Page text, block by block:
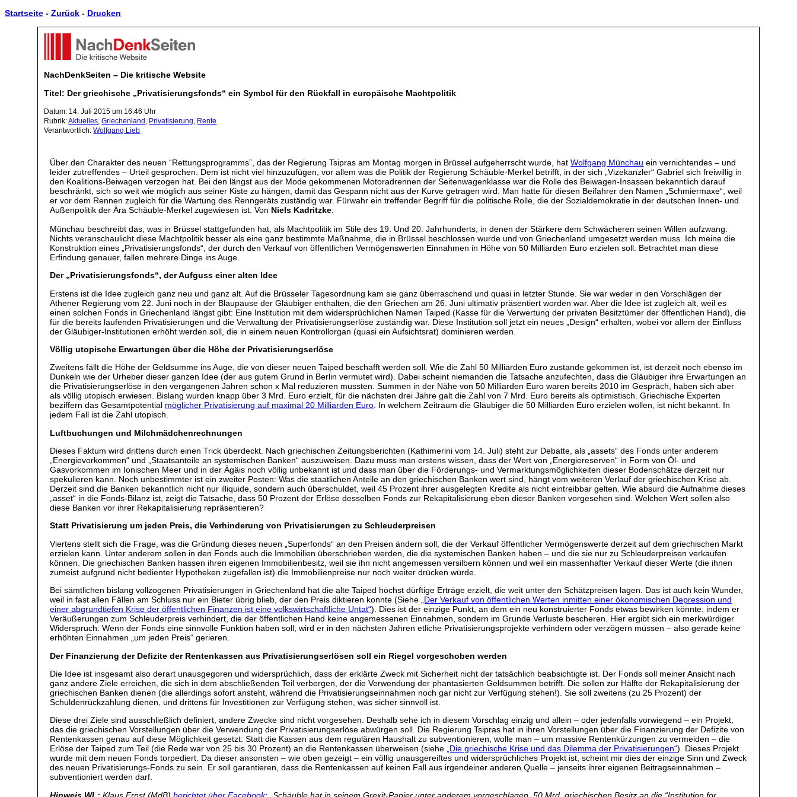
Startseite - Zurück - Drucken
NachDenkSeiten – Die kritische Website
Titel: Der griechische „Privatisierungsfonds“ ein Symbol für den Rückfall in europäische Machtpolitik
Datum: 14. Juli 2015 um 16:46 Uhr
Rubrik:Aktuelles,Griechenland , Privatisierung, Rente
Verantwortlich:Wolfgang Lieb
Über den Charakter des neuen “Rettungsprogramms”, das der Regierung Tsipras am Montag morgen in Brüssel aufgeherrscht wurde, hatWolfgang Münchau ein vernichtendes – und
leider zutreffendes – Urteil gesprochen. Dem ist nicht viel hinzuzufügen, vor allem was die Politik der Regierung Schäuble-Merkel betrifft, in der sich „Vizekanzler“ Gabriel sich freiwillig in
den Koalitions-Beiwagen verzogen hat. Bei den längst aus der Mode gekommenen Motoradrennen der Seitenwagenklasse war die Rolle des Beiwagen-Insassen bekanntlich darauf
beschränkt, sich so weit wie möglich aus seiner Kiste zu hängen, damit das Gespann nicht aus der Kurve getragen wird. Man hatte für diesen Beifahrer den Namen „Schmiermaxe“, weil
er vor dem Rennen zugleich für die Wartung des Renngeräts zuständig war. Fürwahr ein treffender Begriff für die politische Rolle, die der Sozialdemokratie in der deutschen Innen- und
Außenpolitik der Ära Schäuble-Merkel zugewiesen ist. Von Niels Kadritzke
Münchau beschreibt das, was in Brüssel stattgefunden hat, als Machtpolitik im Stile des 19. Und 20. Jahrhunderts, in denen der Stärkere dem Schwächeren seinen Willen aufzwang.
Nichts veranschaulicht diese Machtpolitik besser als eine ganz bestimmte Maßnahme, die in Brüssel beschlossen wurde und von Griechenland umgesetzt werden muss. Ich meine die
Konstruktion eines „Privatisierungsfonds“, der durch den Verkauf von öffentlichen Vermögenswerten Einnahmen in Höhe von 50 Milliarden Euro erzielen soll. Betrachtet man diese
Erfindung genauer, fallen mehrere Dinge ins Auge.
Der „Privatisierungsfonds“, der Aufguss einer alten Idee
Erstens ist die Idee zugleich ganz neu und ganz alt. Auf die Brüsseler Tagesordnung kam sie ganz überraschend und quasi in letzter Stunde. Sie war weder in den Vorschlägen der
Athener Regierung vom 22. Juni noch in der Blaupause der Gläubiger enthalten, die den Griechen am 26. Juni ultimativ präsentiert worden war. Aber die Idee ist zugleich alt, weil es
einen solchen Fonds in Griechenland längst gibt: Eine Institution mit dem widersprüchlichen Namen Taiped (Kasse für die Verwertung der privaten Besitztümer der öffentlichen Hand), die
für die bereits laufenden Privatisierungen und die Verwaltung der Privatisierungserlöse zuständig war. Diese Institution soll jetzt ein neues „Design“ erhalten, wobei vor allem der Einfluss
der Gläubiger-Institutionen erhöht werden soll, die in einem neuen Kontrollorgan (quasi ein Aufsichtsrat) dominieren werden.
Völlig utopische Erwartungen über die Höhe der Privatisierungserlöse
Zweitens fällt die Höhe der Geldsumme ins Auge, die von dieser neuen Taiped beschafft werden soll. Wie die Zahl 50 Milliarden Euro zustande gekommen ist, ist derzeit noch ebenso im
Dunkeln wie der Urheber dieser ganzen Idee (der aus gutem Grund in Berlin vermutet wird). Dabei scheint niemanden die Tatsache anzufechten, dass die Gläubiger ihre Erwartungen an
die Privatisierungserlöse in den vergangenen Jahren schon x Mal reduzieren mussten. Summen in der Nähe von 50 Milliarden Euro waren bereits 2010 im Gespräch, haben sich aber
als völlig utopisch erwiesen. Bislang wurden knapp über 3 Mrd. Euro erzielt, für die nächsten drei Jahre galt die Zahl von 7 Mrd. Euro bereits als optimistisch. Griechische Experten
beziffern das Gesamtpotential möglicher Privatisierung auf maximal 20 Milliarden Euro. In welchem Zeitraum die Gläubiger die 50 Milliarden Euro erzielen wollen, ist nicht bekannt. In
jedem Fall ist die Zahl utopisch.
Luftbuchungen und Milchmädchenrechnungen
Dieses Faktum wird drittens durch einen Trick überdeckt. Nach griechischen Zeitungsberichten (Kathimerini vom 14. Juli) steht zur Debatte, als „assets“ des Fonds unter anderem
„Energievorkommen“ und „Staatsanteile an systemischen Banken“ auszuweisen. Dazu muss man erstens wissen, dass der Wert von „Energiereserven“ in Form von Öl- und
Gasvorkommen im Ionischen Meer und in der Ägäis noch völlig unbekannt ist und dass man über die Förderungs- und Vermarktungsmöglichkeiten dieser Bodenschätze derzeit nur
spekulieren kann. Noch unbestimmter ist ein zweiter Posten: Was die staatlichen Anteile an den griechischen Banken wert sind, hängt vom weiteren Verlauf der griechischen Krise ab.
Derzeit sind die Banken bekanntlich nicht nur illiquide, sondern auch überschuldet, weil 45 Prozent ihrer ausgelegten Kredite als nicht eintreibbar gelten. Wie absurd die Aufnahme dieses
„asset“ in die Fonds-Bilanz ist, zeigt die Tatsache, dass 50 Prozent der Erlöse desselben Fonds zur Rekapitalisierung eben dieser Banken vorgesehen sind. Welchen Wert sollen also
diese Banken vor ihrer Rekapitalisierung repräsentieren?
Statt Privatisierung um jeden Preis, die Verhinderung von Privatisierungen zu Schleuderpreisen
Viertens stellt sich die Frage, was die Gründung dieses neuen „Superfonds“ an den Preisen ändern soll, die der Verkauf öffentlicher Vermögenswerte derzeit auf dem griechischen Markt
erzielen kann. Unter anderem sollen in den Fonds auch die Immobilien überschrieben werden, die die systemischen Banken haben – und die sie nur zu Schleuderpreisen verkaufen
können. Die griechischen Banken hassen ihren eigenen Immobilienbesitz, weil sie ihn nicht angemessen versilbern können und weil ein massenhafter Verkauf dieser Werte (die ihnen
zumeist aufgrund nicht bedienter Hypotheken zugefallen ist) die Immobilienpreise nur noch weiter drücken würde.
Bei sämtlichen bislang vollzogenen Privatisierungen in Griechenland hat die alte Taiped höchst dürftige Erträge erzielt, die weit unter den Schätzpreisen lagen. Das ist auch kein Wunder,
weil in fast allen Fällen am Schluss nur ein Bieter übrig blieb, der den Preis diktieren konnte (Siehe„Der Verkauf von öffentlichen Werten inmitten einer ökonomischen Depression und
einer abgrundtiefen Krise der öffentlichen Finanzen ist eine volkswirtschaftliche Untat“). Dies ist der einzige Punkt, an dem ein neu konstruierter Fonds etwas bewirken könnte: indem er
Veräußerungen zum Schleuderpreis verhindert, die der öffentlichen Hand keine angemessenen Einnahmen, sondern im Grunde Verluste bescheren. Hier ergibt sich ein merkwürdiger
Widerspruch: Wenn der Fonds eine sinnvolle Funktion haben soll, wird er in den nächsten Jahren etliche Privatisierungsprojekte verhindern oder verzögern müssen – also gerade keine
erhöhten Einnahmen „um jeden Preis“ gerieren.
Der Finanzierung der Defizite der Rentenkassen aus Privatisierungserlösen soll ein Riegel vorgeschoben werden
Die Idee ist insgesamt also derart unausgegoren und widersprüchlich, dass der erklärte Zweck mit Sicherheit nicht der tatsächlich beabsichtigte ist. Der Fonds soll meiner Ansicht nach
ganz andere Ziele erreichen, die sich in dem abschließenden Teil verbergen, der die Verwendung der phantasierten Geldsummen betrifft. Die sollen zur Hälfte der Rekapitalisierung der
griechischen Banken dienen (die allerdings sofort ansteht, während die Privatisierungseinnahmen noch gar nicht zur Verfügung stehen!). Sie soll zweitens (zu 25 Prozent) der
Schuldenrückzahlung dienen, und drittens für Investitionen zur Verfügung stehen, was sicher sinnvoll ist.
Diese drei Ziele sind ausschließlich definiert, andere Zwecke sind nicht vorgesehen. Deshalb sehe ich in diesem Vorschlag einzig und allein – oder jedenfalls vorwiegend – ein Projekt,
das die griechischen Vorstellungen über die Verwendung der Privatisierungserlöse abwürgen soll. Die Regierung Tsipras hat in ihren Vorstellungen über die Finanzierung der Defizite von
Rentenkassen genau auf diese Möglichkeit gesetzt: Statt die Kassen aus dem regulären Haushalt zu subventionieren, wolle man – um massive Rentenkürzungen zu vermeiden – die
Erlöse der Taiped zum Teil (die Rede war von 25 bis 30 Prozent) an die Rentenkassen überweisen (siehe„Die griechische Krise und das Dilemma der Privatisierungen“). Dieses Projekt
wurde mit dem neuen Fonds torpediert. Da dieser ansonsten – wie oben gezeigt – ein völlig unausgereiftes und widersprüchliches Projekt ist, scheint mir dies der einzige Sinn und Zweck
des neuen Privatisierungs-Fonds zu sein. Er soll garantieren, dass die Rentenkassen auf keinen Fall aus irgendeiner anderen Quelle – jenseits ihrer eigenen Beitragseinnahmen –
subventioniert werden darf.